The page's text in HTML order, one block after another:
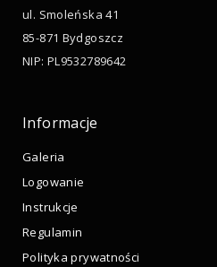
ul. Smoleńska 41
85-871 Bydgoszcz
NIP: PL9532789642
Informacje
Galeria
Logowanie
Instrukcje
Regulamin
Polityka prywatności